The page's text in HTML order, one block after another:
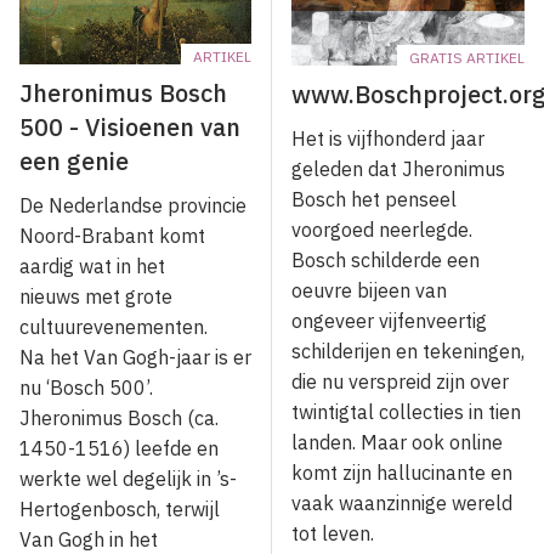
ARTIKEL
Jheronimus Bosch
500 - Visioenen van
een genie
De Nederlandse provincie
Noord-Brabant komt
aardig wat in het
nieuws met grote
cultuurevenementen.
Na het Van Gogh-jaar is er
nu ‘Bosch 500’.
Jheronimus Bosch (ca.
1450-1516) leefde en
werkte wel degelijk in ’s-
Hertogenbosch, terwijl
Van Gogh in het
GRATIS ARTIKEL
Het is vijfhonderd jaar
geleden dat Jheronimus
Bosch het penseel
voorgoed neerlegde.
Bosch schilderde een
oeuvre bijeen van
ongeveer vijfenveertig
schilderijen en tekeningen,
die nu verspreid zijn over
twintigtal collecties in tien
landen. Maar ook online
komt zijn hallucinante en
vaak waanzinnige wereld
tot leven.